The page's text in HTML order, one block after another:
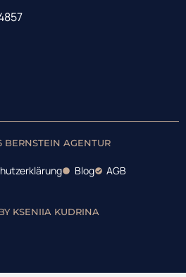
BERNSTEIN AGENTUR
Blog AGB
KSENIIA KUDRINA